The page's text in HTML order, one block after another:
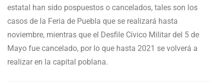
estatal han sido pospuestos o cancelados, tales son los
casos de la Feria de Puebla que se realizará hasta
noviembre, mientras que el Desfile Cívico Militar del 5 de
Mayo fue cancelado, por lo que hasta 2021 se volverá a
realizar en la capital poblana.